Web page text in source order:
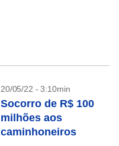
20/05/22 - 3:10min
Socorro de R$ 100
milhões aos
caminhoneiros